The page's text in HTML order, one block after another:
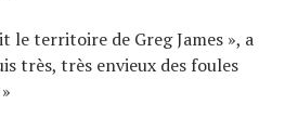
le territoire de Greg James », a
très, très envieux des foules